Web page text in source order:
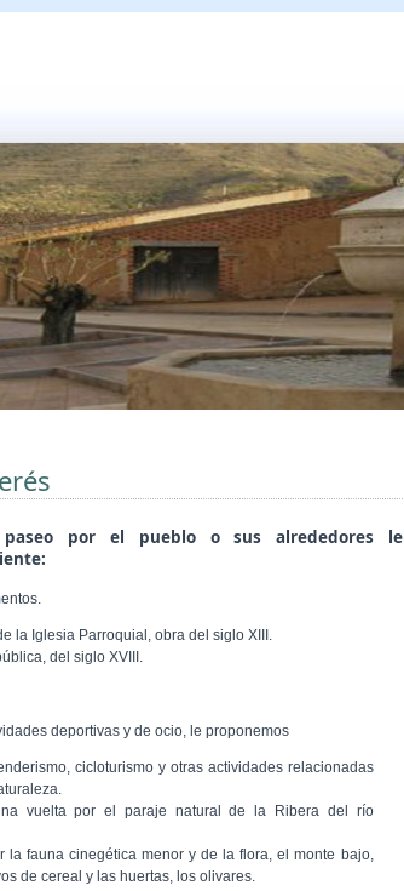
por el pueblo o sus alrededores le
la Iglesia Parroquial, obra del siglo XIII.
del siglo XVIII.
deportivas y de ocio, le proponemos
cicloturismo y otras actividades relacionadas
vuelta por el paraje natural de la Ribera del río
la fauna cinegética menor y de la flora, el monte bajo,
de cereal y las huertas, los olivares.